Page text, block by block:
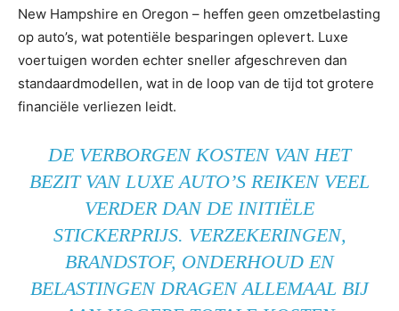
New Hampshire en Oregon – heffen geen omzetbelasting
op auto’s, wat potentiële besparingen oplevert. Luxe
voertuigen worden echter sneller afgeschreven dan
standaardmodellen, wat in de loop van de tijd tot grotere
financiële verliezen leidt.
DE VERBORGEN KOSTEN VAN HET
BEZIT VAN LUXE AUTO’S REIKEN VEEL
VERDER DAN DE INITIËLE
STICKERPRIJS. VERZEKERINGEN,
BRANDSTOF, ONDERHOUD EN
BELASTINGEN DRAGEN ALLEMAAL BIJ